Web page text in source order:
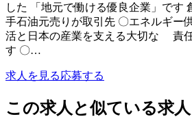
した 「地元で働ける優良企業」です
手石油元売りが取引先 〇エネルギー
活と日本の産業を支える大切な 責
す 〇…
求人を見る応募する
この求人と似ている求人